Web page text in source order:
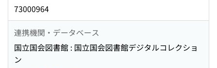
73000964
連携機関・データベース
国立国会図書館 : 国立国会図書館デジタルコレクショ
ン